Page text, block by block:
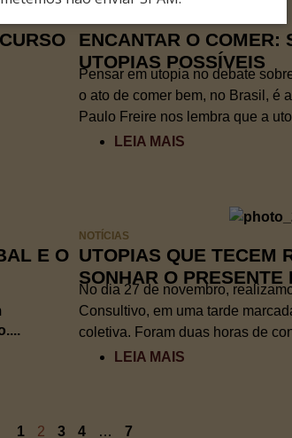
ENCANTAR O COMER:
UTOPIAS POSSÍVEIS
Pensar em utopia no debate
o ato de comer bem, no Brasil, é
Paulo Freire nos lembra que a
LEIA MAIS
E O
NOTÍCIAS
UTOPIAS QUE TECEM
SONHAR O PRESENTE
No dia 27 de novembro,
Consultivo, em uma tarde
coletiva. Foram duas horas de
LEIA MAIS
1 2 3 4 … 7